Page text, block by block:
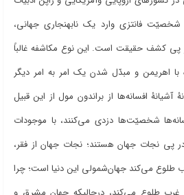
شخصیّت فانتزی وارد یک نابهنجاری جهانی،
پی کشف حقیقت است. این نوع مکاشفه غالباً
با اهریمن و مبدّل شدن یک امر به امر دیگر
آشیانۀ افسانهها از براندون مول از این قبیل
ها شخصیّتها دزدی میکنند، با موجودات
پی نجات جهان هستند؛ نجات جهان از فقر،
طلوع میکند جهانشمولی این دنیا است؛ چرا